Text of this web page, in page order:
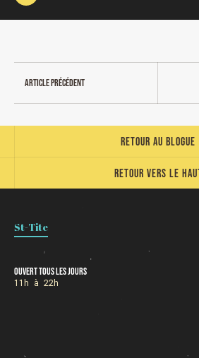
Article précédent
Retour vers le
Retour au blogue
St-Tite
Ouvert tous les jours
11h à 22h